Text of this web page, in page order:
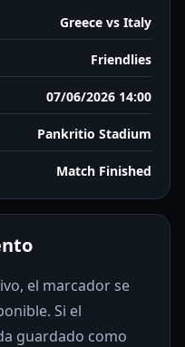
Greece vs Italy
Friendlies
07/06/2026 14:00
Pankritio Stadium
Match Finished
el marcador se
Si el
guardado como